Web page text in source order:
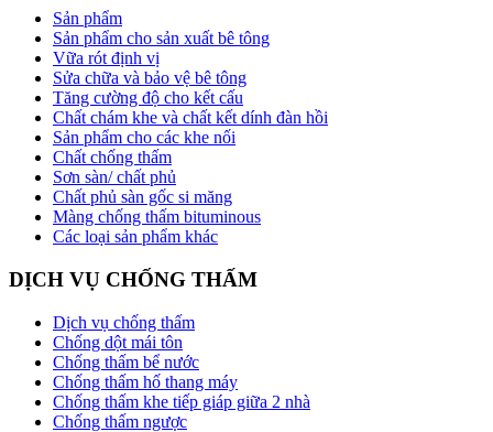
Sản phẩm
Sản phẩm cho sản xuất bê tông
Vữa rót định vị
Sửa chữa và bảo vệ bê tông
Tăng cường độ cho kết cấu
Chất chám khe và chất kết dính đàn hồi
Sản phẩm cho các khe nối
Chất chống thấm
Sơn sàn/ chất phủ
Chất phủ sàn gốc si măng
Màng chống thấm bituminous
Các loại sản phẩm khác
DỊCH VỤ CHỐNG THẤM
Dịch vụ chống thấm
Chống dột mái tôn
Chống thấm bể nước
Chống thấm hố thang máy
Chống thấm khe tiếp giáp giữa 2 nhà
Chống thấm ngược